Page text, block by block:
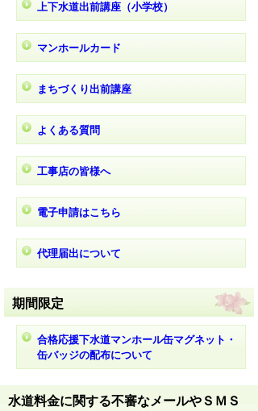
上下水道出前講座（小学校）
マンホールカード
まちづくり出前講座
よくある質問
工事店の皆様へ
電子申請はこちら
代理届出について
期間限定
合格応援下水道マンホール缶マグネット・
缶バッジの配布について
水道料金に関する不審なメールやＳＭＳ